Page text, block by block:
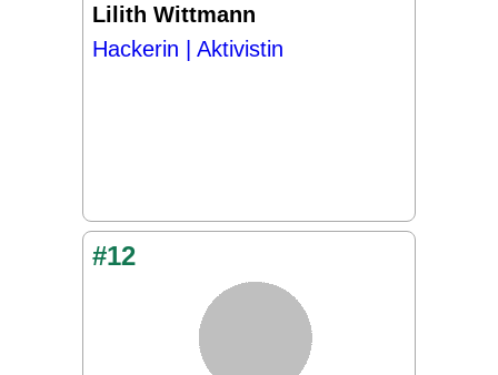
Lilith Wittmann
Hackerin | Aktivistin
#12